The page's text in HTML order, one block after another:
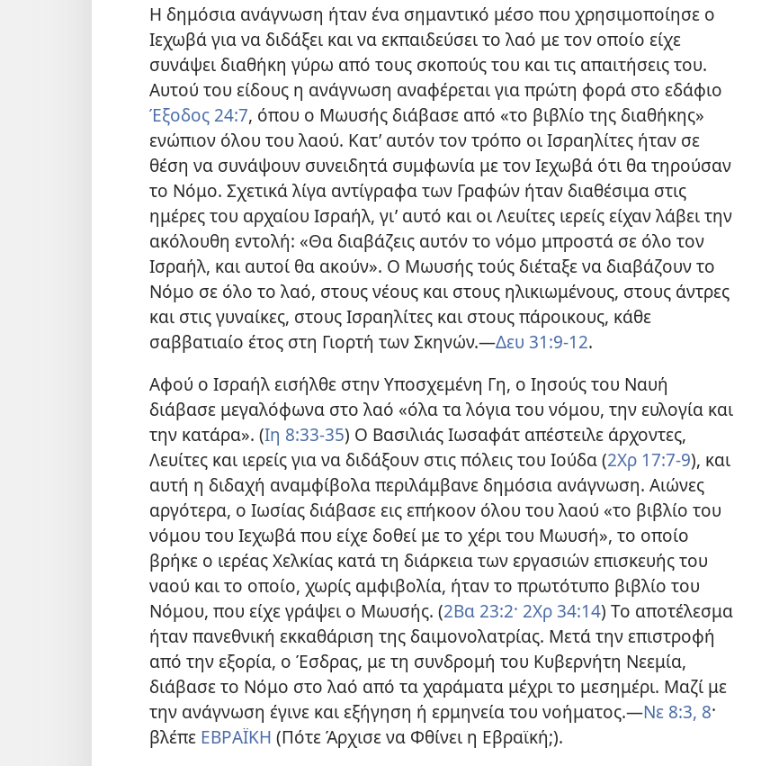
Η δημόσια ανάγνωση ήταν ένα σημαντικό μέσο που χρησιμοποίησε ο
Ιεχωβά για να διδάξει και να εκπαιδεύσει το λαό με τον οποίο είχε
συνάψει διαθήκη γύρω από τους σκοπούς του και τις απαιτήσεις του.
Αυτού του είδους η ανάγνωση αναφέρεται για πρώτη φορά στο εδάφιο
Έξοδος 24:7, όπου ο Μωυσής διάβασε από «το βιβλίο της διαθήκης»
ενώπιον όλου του λαού. Κατ’ αυτόν τον τρόπο οι Ισραηλίτες ήταν σε
θέση να συνάψουν συνειδητά συμφωνία με τον Ιεχωβά ότι θα τηρούσαν
το Νόμο. Σχετικά λίγα αντίγραφα των Γραφών ήταν διαθέσιμα στις
ημέρες του αρχαίου Ισραήλ, γι’ αυτό και οι Λευίτες ιερείς είχαν λάβει την
ακόλουθη εντολή: «Θα διαβάζεις αυτόν το νόμο μπροστά σε όλο τον
Ισραήλ, και αυτοί θα ακούν». Ο Μωυσής τούς διέταξε να διαβάζουν το
Νόμο σε όλο το λαό, στους νέους και στους ηλικιωμένους, στους άντρες
και στις γυναίκες, στους Ισραηλίτες και στους πάροικους, κάθε
σαββατιαίο έτος στη Γιορτή των Σκηνών.—Δευ 31:9-12.
Αφού ο Ισραήλ εισήλθε στην Υποσχεμένη Γη, ο Ιησούς του Ναυή
διάβασε μεγαλόφωνα στο λαό «όλα τα λόγια του νόμου, την ευλογία και
την κατάρα». (Ιη 8:33-35) Ο Βασιλιάς Ιωσαφάτ απέστειλε άρχοντες,
Λευίτες και ιερείς για να διδάξουν στις πόλεις του Ιούδα (2Χρ 17:7-9), και
αυτή η διδαχή αναμφίβολα περιλάμβανε δημόσια ανάγνωση. Αιώνες
αργότερα, ο Ιωσίας διάβασε εις επήκοον όλου του λαού «το βιβλίο του
νόμου του Ιεχωβά που είχε δοθεί με το χέρι του Μωυσή», το οποίο
βρήκε ο ιερέας Χελκίας κατά τη διάρκεια των εργασιών επισκευής του
ναού και το οποίο, χωρίς αμφιβολία, ήταν το πρωτότυπο βιβλίο του
Νόμου, που είχε γράψει ο Μωυσής. (2Βα 23:2· 2Χρ 34:14) Το αποτέλεσμα
ήταν πανεθνική εκκαθάριση της δαιμονολατρίας. Μετά την επιστροφή
από την εξορία, ο Έσδρας, με τη συνδρομή του Κυβερνήτη Νεεμία,
διάβασε το Νόμο στο λαό από τα χαράματα μέχρι το μεσημέρι. Μαζί με
την ανάγνωση έγινε και εξήγηση ή ερμηνεία του νοήματος.—Νε 8:3, 8·
βλέπε ΕΒΡΑΪΚΗ (Πότε Άρχισε να Φθίνει η Εβραϊκή;).